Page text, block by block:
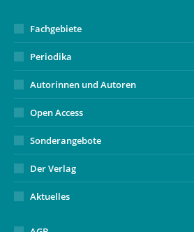
window
Fachgebiete
Periodika
Autorinnen und Autoren
Open Access
Sonderangebote
Der Verlag
Aktuelles